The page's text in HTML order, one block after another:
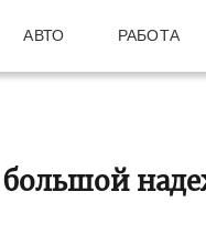
АВТО РАБОТА
большой